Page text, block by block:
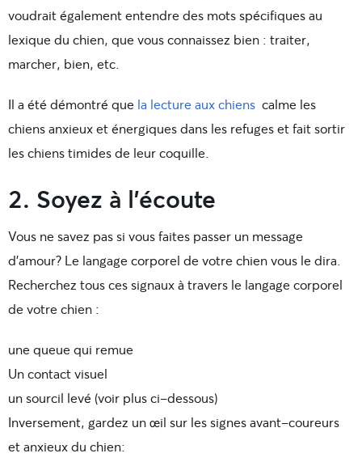
voudrait également entendre des mots spécifiques au
lexique du chien, que vous connaissez bien : traiter,
marcher, bien, etc.
Il a été démontré que la lecture aux chiens calme les
chiens anxieux et énergiques dans les refuges et fait sortir
les chiens timides de leur coquille.
2. Soyez à l’écoute
Vous ne savez pas si vous faites passer un message
d’amour? Le langage corporel de votre chien vous le dira.
Recherchez tous ces signaux à travers le langage corporel
de votre chien :
une queue qui remue
Un contact visuel
un sourcil levé (voir plus ci-dessous)
Inversement, gardez un œil sur les signes avant-coureurs
et anxieux du chien: